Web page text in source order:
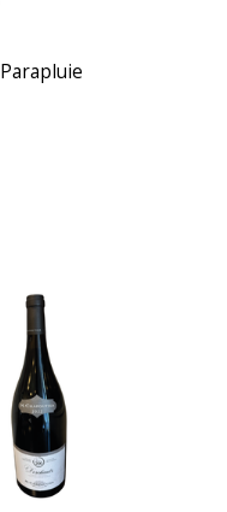
Parapluie